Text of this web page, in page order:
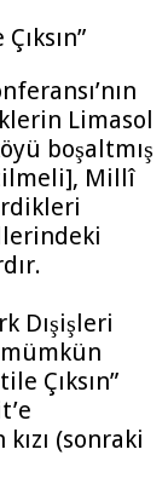
Limasol
boşaltmış
Millî
Dışişleri
mümkün
Çıksın”
(sonraki